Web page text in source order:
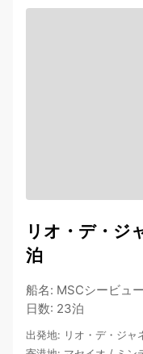
リオ・デ・ジ
泊
船名: MSCシービュー
日数: 23泊
出発地: リオ・デ・ジャ